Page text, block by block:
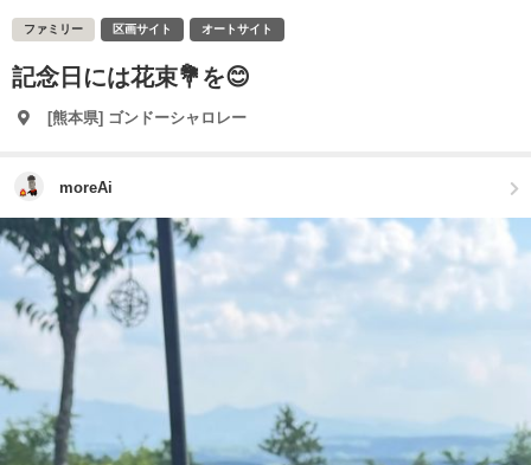
ファミリー 区画サイト オートサイト
記念日には花束💐を😊
[熊本県] ゴンドーシャロレー
moreAi